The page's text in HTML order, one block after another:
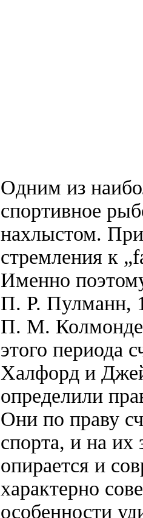
Одним из
спортивное
нахлыстом.
стремления к
Именно
П. Р. Пулманн,
П. М.
этого периода
Халфорд и
определили
Они по праву
спорта, и на их
опирается и
характерно
особенности